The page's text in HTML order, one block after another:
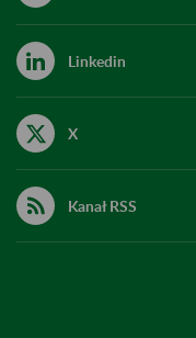
Linkedin
X
Kanał RSS